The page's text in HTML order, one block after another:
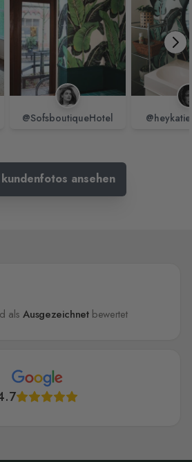
@SofsboutiqueHotel
ansehen
alsAusgezeichnetbewertet